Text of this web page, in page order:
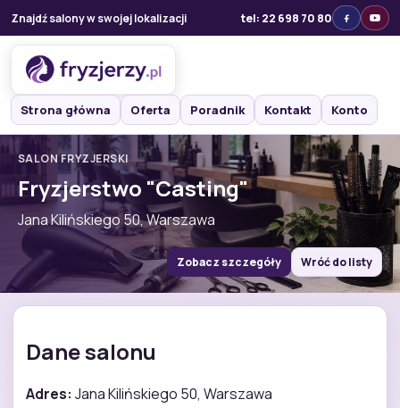
Znajdź salony w swojej lokalizacji tel: 22 698 70 80
Strona główna Oferta Poradnik Kontakt Konto
SALON FRYZJERSKI
Fryzjerstwo "Casting"
Jana Kilińskiego 50, Warszawa
Zobacz szczegóły Wróć do listy
Dane salonu
Adres: Jana Kilińskiego 50, Warszawa